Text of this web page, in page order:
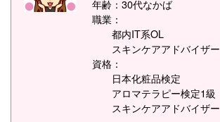
年齢：30代なかば
職業：
都内IT系OL
スキンケアアドバイザー
資格：
日本化粧品検定
アロマテラピー検定1級
スキンケアアドバイザー